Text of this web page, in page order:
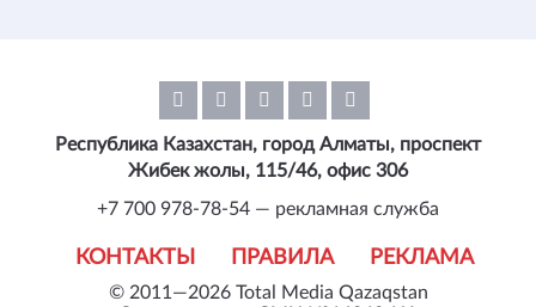
© 2011—2026 Total Media Qazaqstan
КОНТАКТЫ ПРАВИЛА РЕКЛАМА
Республика Казахстан, город Алматы, проспект
Жибек жолы, 115/46, офис 306
+7 700 978-78-54 — рекламная служба